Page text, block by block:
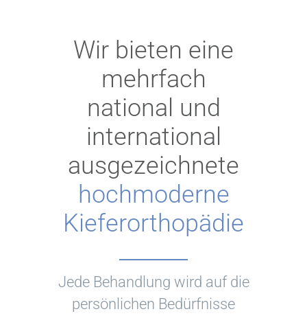
Wir bieten eine
mehrfach
national und
international
ausgezeichnete
hochmoderne
Kieferorthopädie
Jede Behandlung wird auf die
persönlichen Bedürfnisse